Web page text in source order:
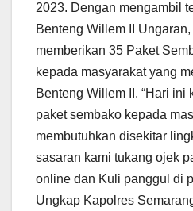
2023. Dengan mengambil
Benteng Willem II
memberikan 35 Paket
kepada masyarakat yang
Benteng Willem II. “Hari ini
paket sembako kepada
membutuhkan disekitar
sasaran kami tukang ojek
online dan Kuli panggul di
Ungkap Kapolres